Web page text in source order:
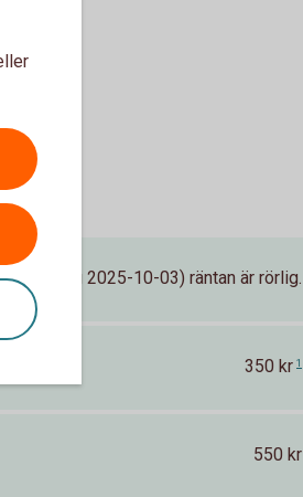
2025-10-03) räntan är rörlig.
350 kr 1
550 kr